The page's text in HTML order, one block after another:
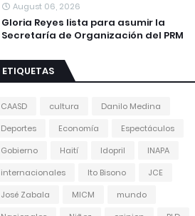
August 06, 2026
Gloria Reyes lista para asumir la
Secretaría de Organización del PRM
ETIQUETAS
CAASD cultura
Danilo Medina
Deportes
Economía
Espectáculos
Gobierno
Haití Idopril
INAPA
internacionales
Ito Bisono
JCE
José Zabala
MICM
mundo